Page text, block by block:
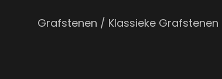
Grafstenen / Klassieke Grafstenen